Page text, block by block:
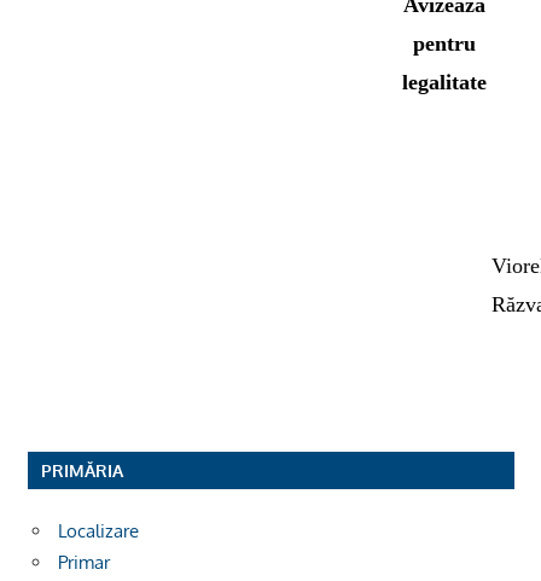
pentru
legalitate
PRIMĂRIA
Localizare
Primar